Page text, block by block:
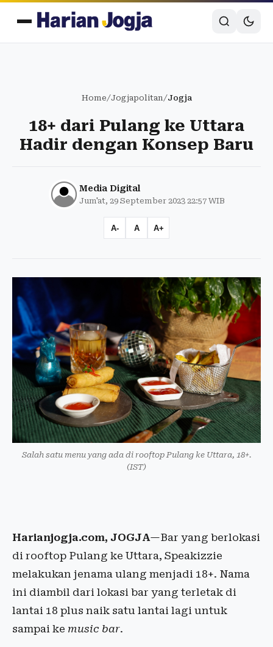
Home/Jogjapolitan/Jogja
18+ dari Pulang ke Uttara
Hadir dengan Konsep Baru
Media Digital
Jum'at, 29 September 2023 22:57 WIB
A- A A+
Salah satu menu yang ada di rooftop Pulang ke Uttara, 18+.
(IST)
Harianjogja.com, JOGJA—Bar yang berlokasi
di rooftop Pulang ke Uttara, Speakizzie
melakukan jenama ulang menjadi 18+. Nama
ini diambil dari lokasi bar yang terletak di
lantai 18 plus naik satu lantai lagi untuk
sampai ke music bar.